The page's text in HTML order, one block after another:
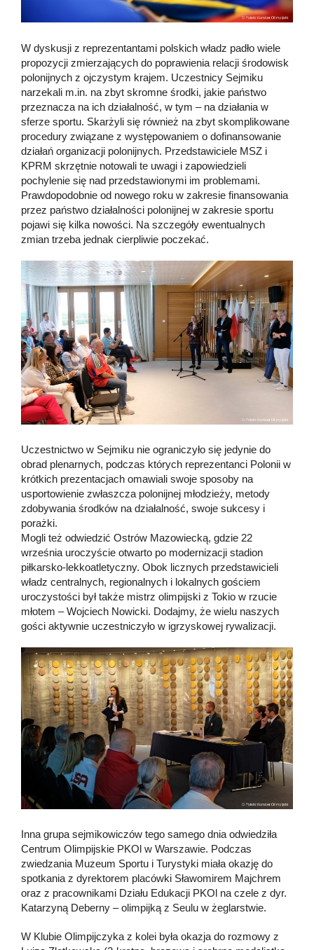
W dyskusji z reprezentantami polskich władz padło wiele
propozycji zmierzających do poprawienia relacji środowisk
polonijnych z ojczystym krajem. Uczestnicy Sejmiku
narzekali m.in. na zbyt skromne środki, jakie państwo
przeznacza na ich działalność, w tym – na działania w
sferze sportu. Skarżyli się również na zbyt skomplikowane
procedury związane z występowaniem o dofinansowanie
działań organizacji polonijnych. Przedstawiciele MSZ i
KPRM skrzętnie notowali te uwagi i zapowiedzieli
pochylenie się nad przedstawionymi im problemami.
Prawdopodobnie od nowego roku w zakresie finansowania
przez państwo działalności polonijnej w zakresie sportu
pojawi się kilka nowości. Na szczegóły ewentualnych
zmian trzeba jednak cierpliwie poczekać.
Uczestnictwo w Sejmiku nie ograniczyło się jedynie do
obrad plenarnych, podczas których reprezentanci Polonii w
krótkich prezentacjach omawiali swoje sposoby na
usportowienie zwłaszcza polonijnej młodzieży, metody
zdobywania środków na działalność, swoje sukcesy i
porażki.
Mogli też odwiedzić Ostrów Mazowiecką, gdzie 22
września uroczyście otwarto po modernizacji stadion
piłkarsko-lekkoatletyczny. Obok licznych przedstawicieli
władz centralnych, regionalnych i lokalnych gościem
uroczystości był także mistrz olimpijski z Tokio w rzucie
młotem – Wojciech Nowicki. Dodajmy, że wielu naszych
gości aktywnie uczestniczyło w igrzyskowej rywalizacji.
Inna grupa sejmikowiczów tego samego dnia odwiedziła
Centrum Olimpijskie PKOl w Warszawie. Podczas
zwiedzania Muzeum Sportu i Turystyki miała okazję do
spotkania z dyrektorem placówki Sławomirem Majchrem
oraz z pracownikami Działu Edukacji PKOl na czele z dyr.
Katarzyną Deberny – olimpijką z Seulu w żeglarstwie.
W Klubie Olimpijczyka z kolei była okazja do rozmowy z